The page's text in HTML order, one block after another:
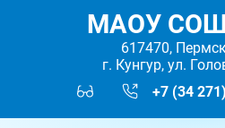
МАОУ
617470,
г. Кунгур, ул.
+7 (34